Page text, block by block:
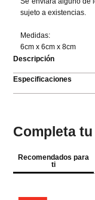
sujeto a existencias.
Medidas:
6cm x 6cm x 8cm
Descripción
Especificaciones
Completa
Recomendados para
ti